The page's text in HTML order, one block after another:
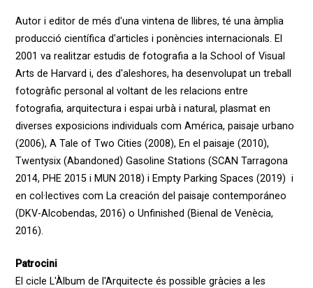
Autor i editor de més d'una vintena de llibres, té una àmplia
producció científica d'articles i ponències internacionals. El
2001 va realitzar estudis de fotografia a la School of Visual
Arts de Harvard i, des d'aleshores, ha desenvolupat un treball
fotogràfic personal al voltant de les relacions entre
fotografia, arquitectura i espai urbà i natural, plasmat en
diverses exposicions individuals com América, paisaje urbano
(2006), A Tale of Two Cities (2008), En el paisaje (2010),
Twentysix (Abandoned) Gasoline Stations (SCAN Tarragona
2014, PHE 2015 i MUN 2018) i Empty Parking Spaces (2019) i
en col·lectives com La creación del paisaje contemporáneo
(DKV-Alcobendas, 2016) o Unfinished (Bienal de Venècia,
2016).
Patrocini
El cicle L'Àlbum de l'Arquitecte és possible gràcies a les